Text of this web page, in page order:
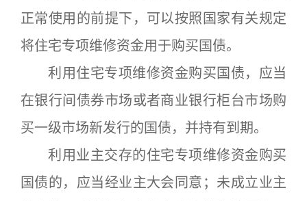
正常使用的前提下，可以按照国家有关规定
将住宅专项维修资金用于购买国债。
利用住宅专项维修资金购买国债，应当
在银行间债券市场或者商业银行柜台市场购
买一级市场新发行的国债，并持有到期。
利用业主交存的住宅专项维修资金购买
国债的，应当经业主大会同意；未成立业主